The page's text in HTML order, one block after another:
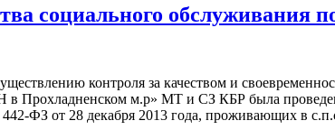
социального обслуживания
контроля за качеством и
м.р» МТ и СЗ КБР была проведена
ФЗ от 28 декабря 2013 года, проживающих в